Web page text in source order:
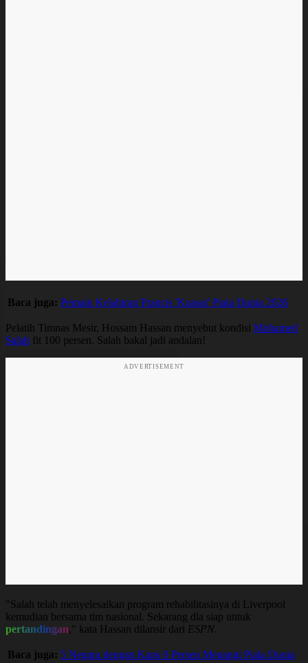
Baca juga: Pemain Kelahiran Prancis 'Kuasai' Piala Dunia 2026
Pelatih Timnas Mesir, Hossam Hassan menyebut kondisi Mohamed
Salah fit 100 persen. Salah bakal jadi andalan!
ADVERTISEMENT
"Salah telah menyelesaikan program rehabilitasinya di Liverpool
kemudian bersama tim nasional. Sekarang dia siap untuk
pertandingan," kata Hassan dilansir dari ESPN
Baca juga: 5 Negara dengan Kans 0 Persen Menangi Piala Dunia